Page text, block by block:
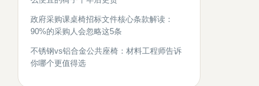
政府采购课桌椅招标文件核心条款解读：
90%的采购人会忽略这5条
不锈钢vs铝合金公共座椅：材料工程师告诉
你哪个更值得选